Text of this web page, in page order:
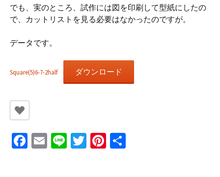
でも、実のところ、試作には図を印刷して型紙にしたの
で、カットリストを見る必要はなかったのですが。
データです。
Square(5)6-7-2half ダウンロード
Fa E
Li T
Pi